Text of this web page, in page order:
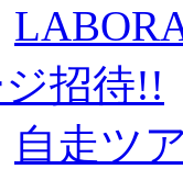
招待!!
自走ツ